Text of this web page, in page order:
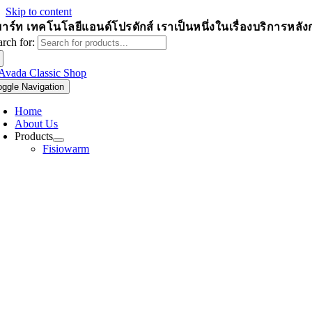
Skip to content
ร์ท เทคโนโลยีแอนด์โปรดักส์ เราเป็นหนึ่งในเรื่องบริการหลั
for:
Navigation
Home
About Us
Products
Fisiowarm